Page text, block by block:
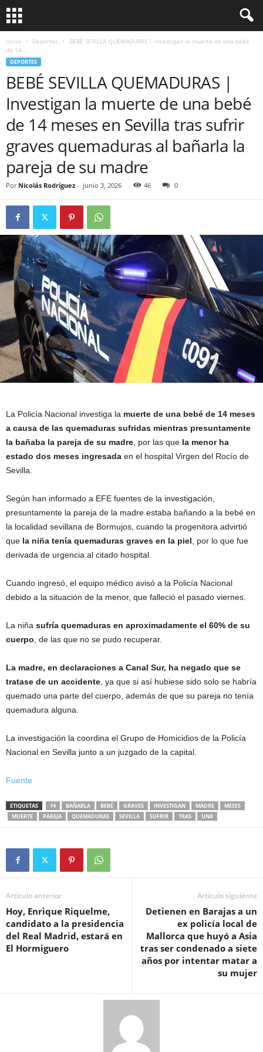
Inicio Deportes
BEBÉ SEVILLA QUEMADURAS | Investigan la muerte de una bebé
de 14...
DEPORTES
BEBÉ SEVILLA QUEMADURAS |
Investigan la muerte de una bebé
de 14 meses en Sevilla tras sufrir
graves quemaduras al bañarla la
pareja de su madre
Por Nicolás Rodríguez - junio 3, 2026 46 0
La Policía Nacional investiga la muerte de una bebé de 14 meses
a causa de las quemaduras sufridas mientras presuntamente
la bañaba la pareja de su madre , por las que la menor ha
estado dos meses ingresada en el hospital Virgen del Rocío de
Sevilla.
Según han informado a EFE fuentes de la investigación,
presuntamente la pareja de la madre estaba bañando a la bebé en
la localidad sevillana de Bormujos, cuando la progenitora advirtió
que la niña tenía quemaduras graves en la piel , por lo que fue
derivada de urgencia al citado hospital.
Cuando ingresó, el equipo médico avisó a la Policía Nacional
debido a la situación de la menor, que falleció el pasado viernes.
La niña sufría quemaduras en aproximadamente el 60% de su
cuerpo , de las que no se pudo recuperar.
La madre, en declaraciones a Canal Sur, ha negado que se
tratase de un accidente , ya que si así hubiese sido solo se habría
quemado una parte del cuerpo, además de que su pareja no tenía
quemadura alguna.
La investigación la coordina el Grupo de Homicidios de la Policía
Nacional en Sevilla junto a un juzgado de la capital.
Fuente
ETIQUETAS 14 BAÑARLA BEBÉ GRAVES INVESTIGAN MADRE
MESES
MUERTE
PAREJA QUEMADURAS SEVILLA SUFRIR TRAS UNA
Artículo anterior
Hoy, Enrique Riquelme,
candidato a la presidencia
del Real Madrid, estará en
El Hormiguero
Artículo siguiente
Detienen en Barajas a un
ex policía local de
Mallorca que huyó a Asia
tras ser condenado a siete
años por intentar matar a
su mujer